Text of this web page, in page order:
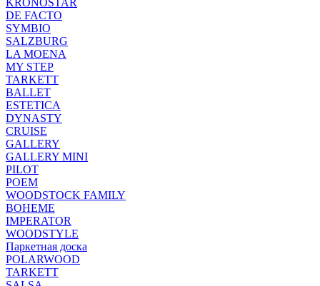
KRONOSTAR
DE FACTO
SYMBIO
SALZBURG
LA MOENA
MY STEP
TARKETT
BALLET
ESTETICA
DYNASTY
CRUISE
GALLERY
GALLERY MINI
PILOT
POEM
WOODSTOCK FAMILY
BOHEME
IMPERATOR
WOODSTYLE
Паркетная доска
POLARWOOD
TARKETT